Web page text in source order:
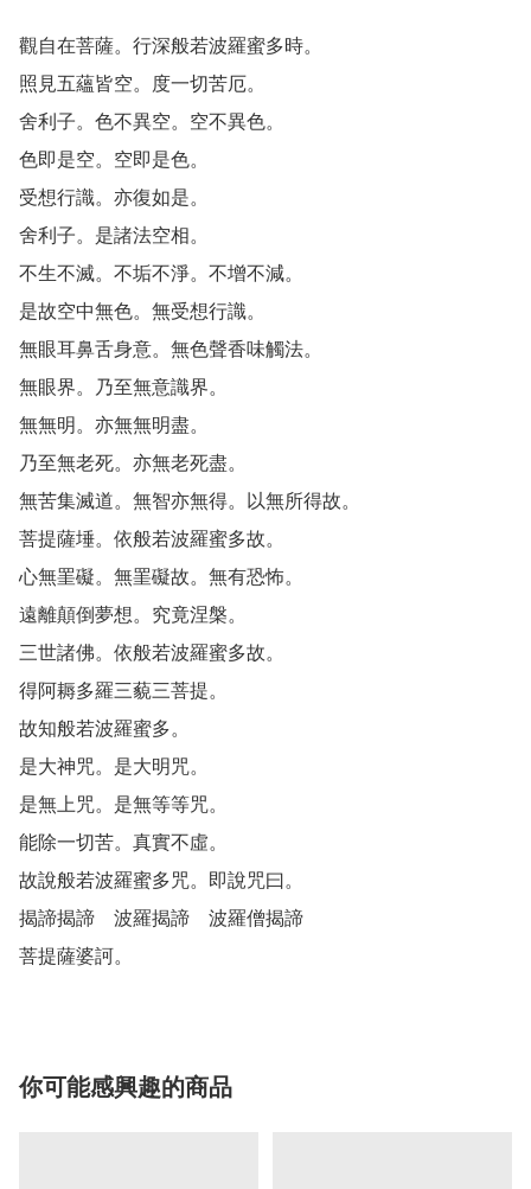
觀自在菩薩。行深般若波羅蜜多時。
照見五蘊皆空。度一切苦厄。
舍利子。色不異空。空不異色。
色即是空。空即是色。
受想行識。亦復如是。
舍利子。是諸法空相。
不生不滅。不垢不淨。不增不減。
是故空中無色。無受想行識。
無眼耳鼻舌身意。無色聲香味觸法。
無眼界。乃至無意識界。
無無明。亦無無明盡。
乃至無老死。亦無老死盡。
無苦集滅道。無智亦無得。以無所得故。
菩提薩埵。依般若波羅蜜多故。
心無罣礙。無罣礙故。無有恐怖。
遠離顛倒夢想。究竟涅槃。
三世諸佛。依般若波羅蜜多故。
得阿耨多羅三藐三菩提。
故知般若波羅蜜多。
是大神咒。是大明咒。
是無上咒。是無等等咒。
能除一切苦。真實不虛。
故說般若波羅蜜多咒。即說咒曰。
揭諦揭諦　波羅揭諦　波羅僧揭諦
菩提薩婆訶。
你可能感興趣的商品